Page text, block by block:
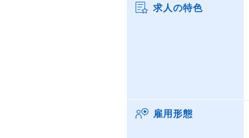
求人の特色
雇用形態